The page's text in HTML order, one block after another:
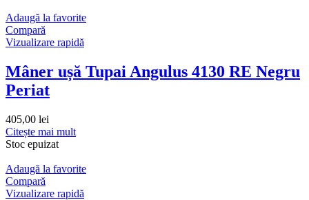
Adaugă la favorite
Compară
Vizualizare rapidă
Mâner ușă Tupai Angulus 4130 RE Negru
Periat
405,00 lei
Citește mai mult
Stoc epuizat
Adaugă la favorite
Compară
Vizualizare rapidă